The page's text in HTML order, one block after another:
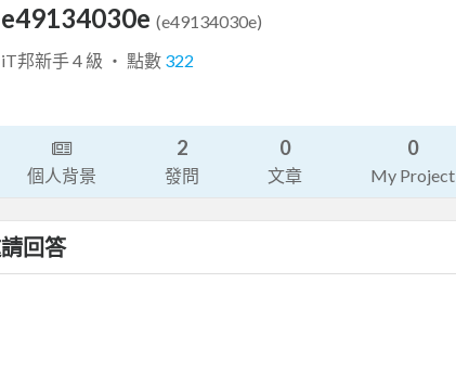
e49134030e (e49134030e)
iT邦新手 4 級 ‧ 點數 322
個人背景
2
發問
0
文章
0
My Project
回答